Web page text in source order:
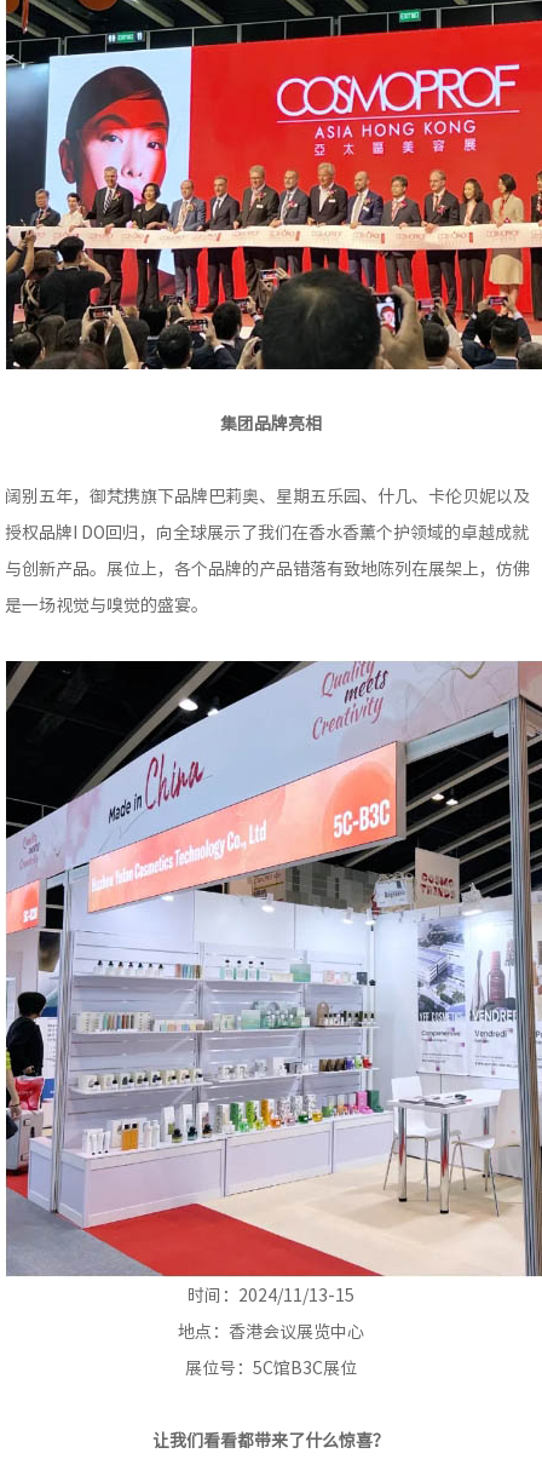
集团品牌亮相
阔别五年，御梵携旗下品牌巴莉奥、星期五乐园、什几、卡伦贝妮以及
授权品牌I DO回归，向全球展示了我们在香水香薰个护领域的卓越成就
与创新产品。展位上，各个品牌的产品错落有致地陈列在展架上，仿佛
是一场视觉与嗅觉的盛宴。
时间：2024/11/13-15
地点：香港会议展览中心
展位号：5C馆B3C展位
让我们看看都带来了什么惊喜？